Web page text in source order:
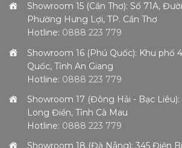
Showroom 15 (Cần Thơ): Số 71A,
Phường Hưng Lợi, TP. Cần Thơ
Hotline: 0888 223 779
Showroom 16 (Phú Quốc): Khu phố
Quốc, Tỉnh An Giang
Hotline: 0888 223 779
Showroom 17 (Đông Hải - Bạc Liêu):
Long Điền, Tỉnh Cà Mau
Hotline: 0888 223 779
Showroom 18 (Đà Nẵng): 345 Điện